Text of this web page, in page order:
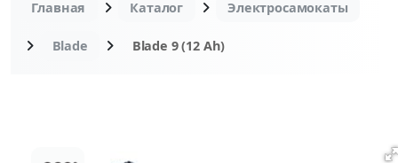
Главная Каталог Электросамокаты
Blade Blade 9 (12 Ah)